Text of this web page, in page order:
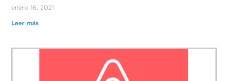
enero 16, 2021
Leer más